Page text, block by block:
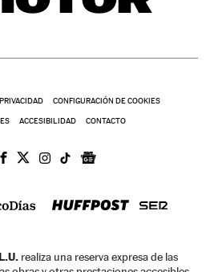
CONFIGURACIÓN DE COOKIES
ACCESIBILIDAD CONTACTO
realiza una reserva expresa de las